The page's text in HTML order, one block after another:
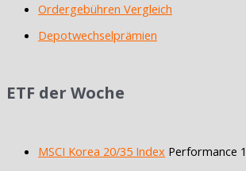
Ordergebühren Vergleich
Depotwechselprämien
ETF der Woche
MSCI Korea 20/35 Index Performance